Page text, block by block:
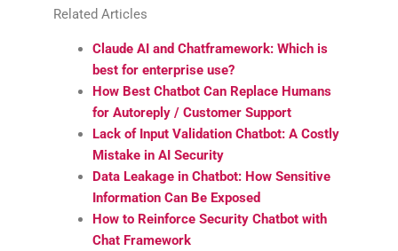
Related Articles
Claude AI and Chatframework: Which is
best for enterprise use?
How Best Chatbot Can Replace Humans
for Autoreply / Customer Support
Lack of Input Validation Chatbot: A Costly
Mistake in AI Security
Data Leakage in Chatbot: How Sensitive
Information Can Be Exposed
How to Reinforce Security Chatbot with
Chat Framework